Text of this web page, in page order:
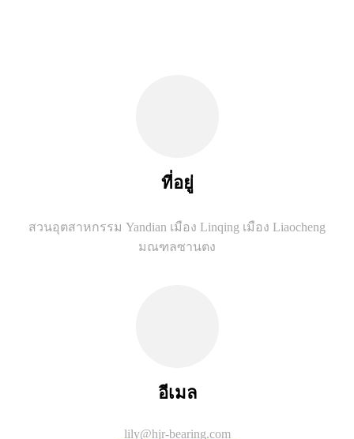
ที่อยู่
สวนอุตสาหกรรม Yandian เมือง Linqing เมือง Liaocheng
มณฑลซานตง
อีเมล
lily@hjr-bearing.com